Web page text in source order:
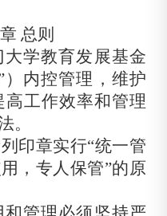
章 总则
大学教育发展基金
内控管理，维护
工作效率和管理
。
印章实行“统一管
，专人保管”的原